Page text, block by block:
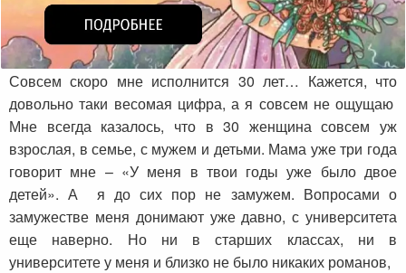
Совсем скоро мне исполнится 30 лет… Кажется, что
довольно таки весомая цифра, а я совсем не ощущаю
Мне всегда казалось, что в 30 женщина совсем уж
взрослая, в семье, с мужем и детьми. Мама уже три года
говорит мне – «У меня в твои годы уже было двое
детей». А я до сих пор не замужем. Вопросами о
замужестве меня донимают уже давно, с университета
еще наверно. Но ни в старших классах, ни в
университете у меня и близко не было никаких романов,